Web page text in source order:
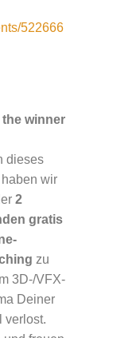
522666
winner
dieses
wir
2
gratis
zu
3D-/VFX-
Deiner
verlost.